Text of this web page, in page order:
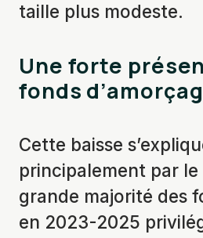
taille plus modeste.
Une forte
fonds
Cette baisse
principalement par
grande majorité des
en 2023-2025